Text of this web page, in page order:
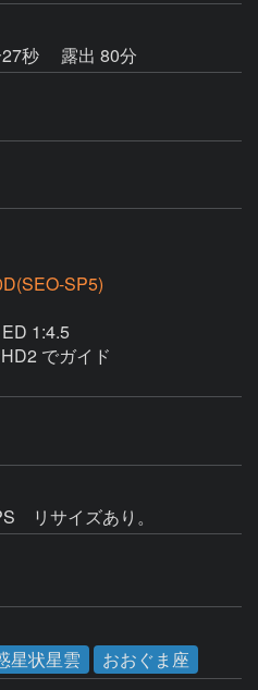
秒
露出 80分
SP5)
1:4.5
でガイド
星状星雲 おおぐま座